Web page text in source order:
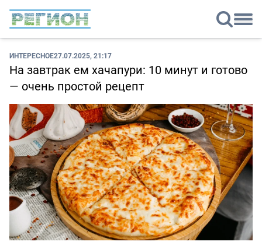
ИНТЕРЕСНОЕ27.07.2025, 21:17
На завтрак ем хачапури: 10 минут и готово
— очень простой рецепт